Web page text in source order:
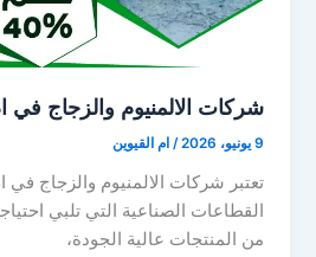
شركات الالمنيوم والزجاج في
9 يونيو، 2026 / ام القيوين
تعتبر شركات الالمنيوم والزجاج في
القطاعات الصناعية التي تلبي
من المنتجات عالية الجودة،